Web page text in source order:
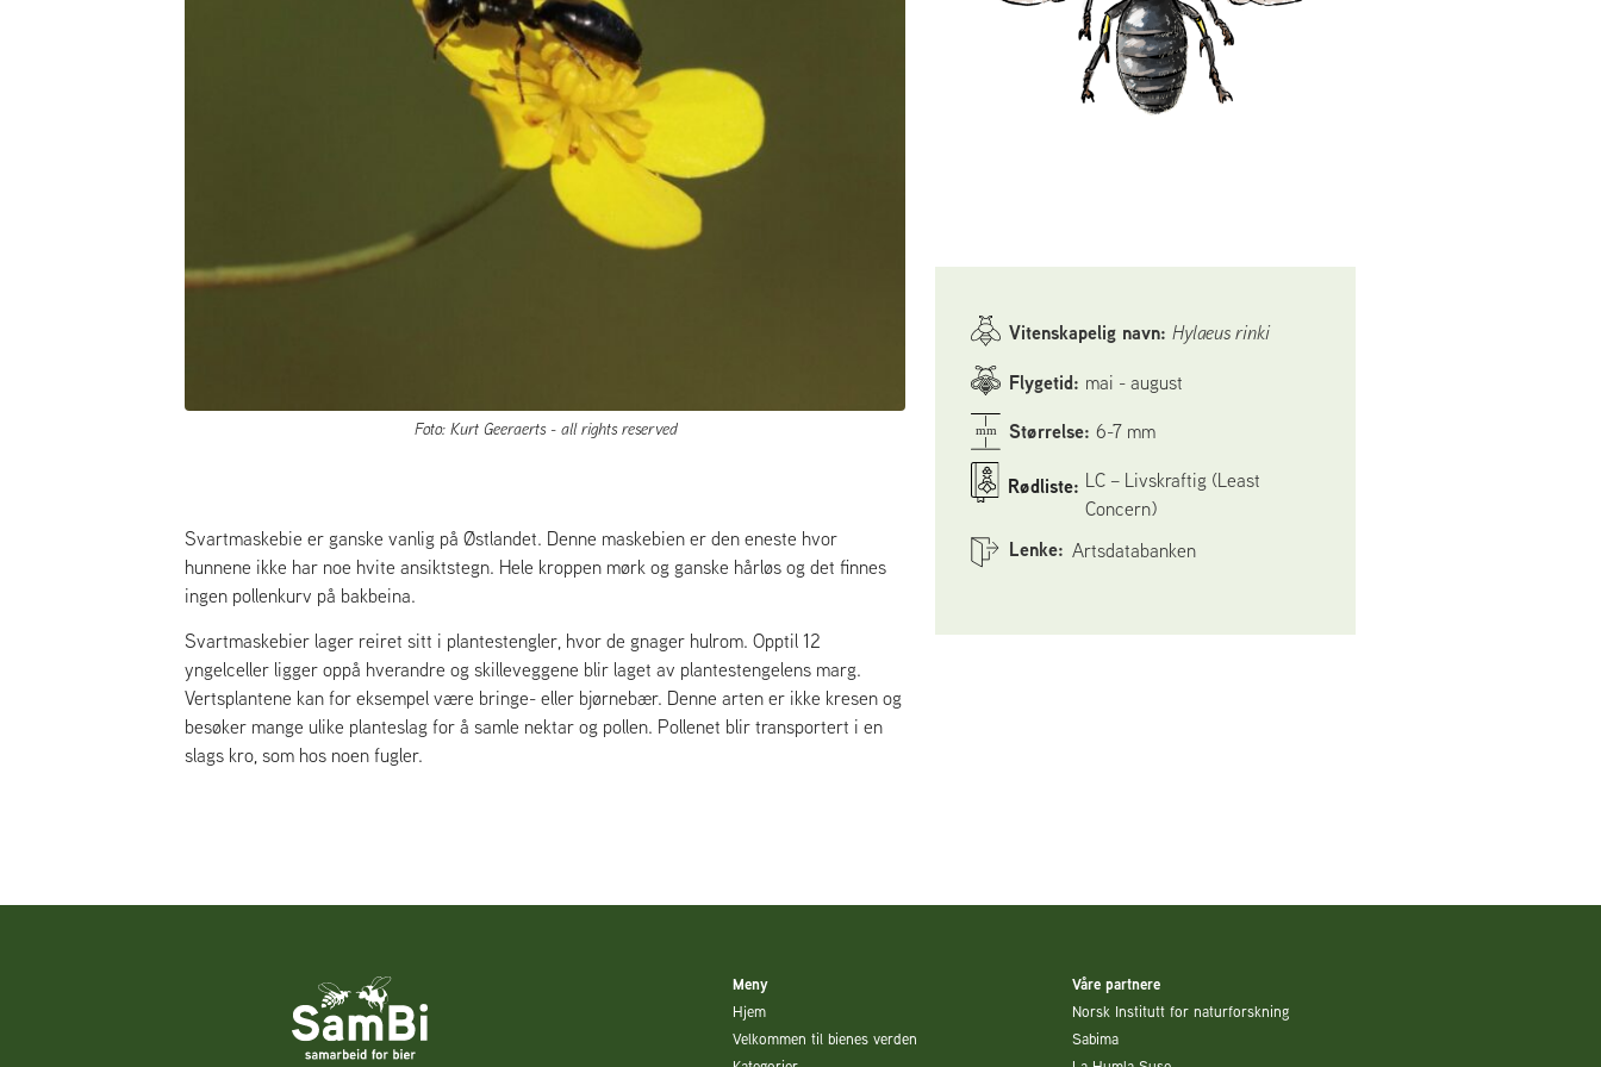
Foto: Kurt Geeraerts - all rights reserved
Svartmaskebie er ganske vanlig på Østlandet. Denne maskebien er den eneste hvor
hunnene ikke har noe hvite ansiktstegn. Hele kroppen mørk og ganske hårløs og det finnes
ingen pollenkurv på bakbeina.
Svartmaskebier lager reiret sitt i plantestengler, hvor de gnager hulrom. Opptil 12
yngelceller ligger oppå hverandre og skilleveggene blir laget av plantestengelens marg.
Vertsplantene kan for eksempel være bringe- eller bjørnebær. Denne arten er ikke kresen og
besøker mange ulike planteslag for å samle nektar og pollen. Pollenet blir transportert i en
slags kro, som hos noen fugler.
Vitenskapelig navn: Hylaeus rinki
Flygetid: mai - august
Størrelse: 6-7 mm
Rødliste: LC – Livskraftig (Least
Concern)
Lenke: Artsdatabanken
Meny
Hjem
Velkommen til bienes verden
Våre partnere
Norsk Institutt for naturforskning
Sabima